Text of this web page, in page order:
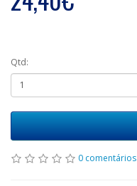
Qtd:
0 comentários